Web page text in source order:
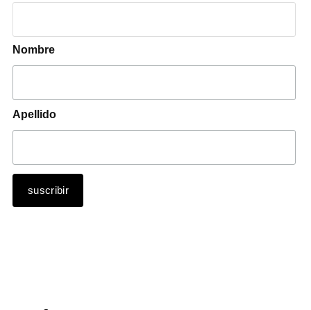
Nombre
Apellido